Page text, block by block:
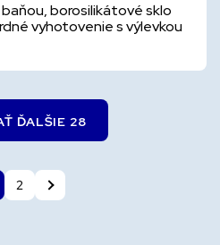
borosilikátové sklo
vyhotovenie s výlevkou
ĎALŠIE 28
2